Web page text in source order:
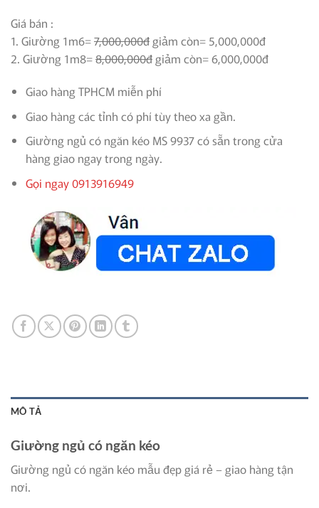
Giá bán :
1. Giường 1m6=7,000,000đ giảm còn= 5,000,000đ
2. Giường 1m8=8,000,000đ giảm còn= 6,000,000đ
Giao hàng TPHCM miễn phí
Giao hàng các tỉnh có phí tùy theo xa gần.
Giường ngủ có ngăn kéo MS 9937 có sẵn trong cửa
hàng giao ngay trong ngày.
Gọi ngay 0913916949
MÔ TẢ
Giường ngủ có ngăn kéo
Giường ngủ có ngăn kéo mẫu đẹp giá rẻ – giao hàng tận
nơi.